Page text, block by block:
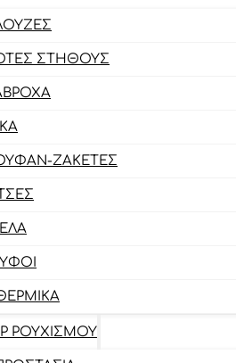
ΣΤΉΘΟΥΣ
ΖΑΚΈΤΕΣ
ΡΟΥΧΙΣΜΟΎ